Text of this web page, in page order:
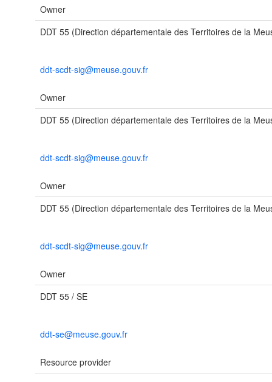
Owner
DDT 55 (Direction départementale des Territoires de la
ddt-scdt-sig@meuse.gouv.fr
Owner
DDT 55 (Direction départementale des Territoires de la
ddt-scdt-sig@meuse.gouv.fr
Owner
DDT 55 (Direction départementale des Territoires de la
ddt-scdt-sig@meuse.gouv.fr
Owner
DDT 55 / SE
ddt-se@meuse.gouv.fr
Resource provider